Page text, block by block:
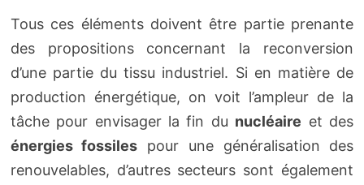
Tous ces éléments doivent être partie prenante
des propositions concernant la reconversion
d’une partie du tissu industriel. Si en matière de
production énergétique, on voit l’ampleur de la
tâche pour envisager la fin du nucléaire et des
énergies fossiles pour une généralisation des
renouvelables, d’autres secteurs sont également